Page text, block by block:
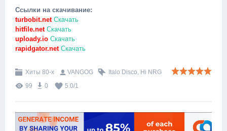
Ссылки на скачивание:
turbobit.netСкачать
hitfile.netСкачать
uploady.io Скачать
rapidgator.netСкачать
Хиты 80-х VANGOG Italo Disco, Hi NRG
99
0 5.0/1